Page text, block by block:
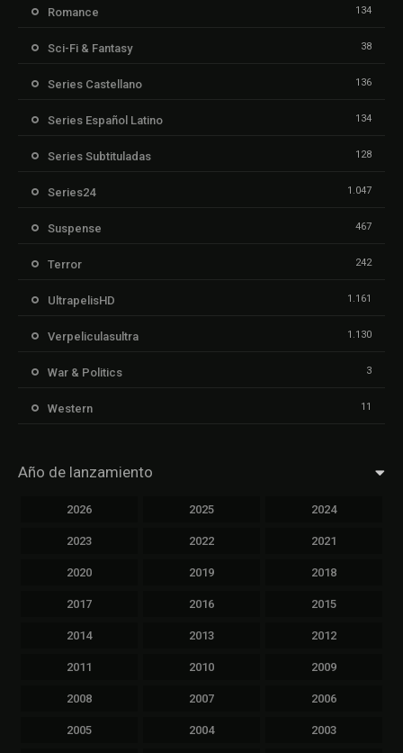
Romance 134
Sci-Fi & Fantasy 38
Series Castellano 136
Series Español Latino 134
Series Subtituladas 128
Series24 1.047
Suspense 467
Terror 242
UltrapelisHD 1.161
Verpeliculasultra 1.130
War & Politics 3
Western 11
Año de lanzamiento
2026 2025 2024
2023 2022 2021
2020 2019 2018
2017 2016 2015
2014 2013 2012
2011 2010 2009
2008 2007 2006
2005 2004 2003